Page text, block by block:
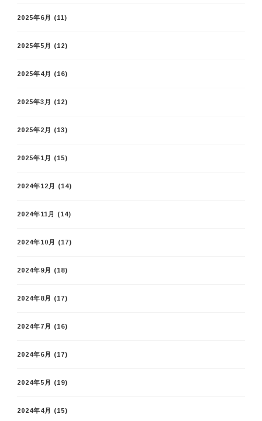
2025年6月 (11)
2025年5月 (12)
2025年4月 (16)
2025年3月 (12)
2025年2月 (13)
2025年1月 (15)
2024年12月 (14)
2024年11月 (14)
2024年10月 (17)
2024年9月 (18)
2024年8月 (17)
2024年7月 (16)
2024年6月 (17)
2024年5月 (19)
2024年4月 (15)